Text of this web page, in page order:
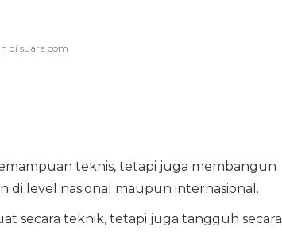
teknis, tetapi juga membangun
di level nasional maupun internasional.
secara teknik, tetapi juga tangguh secara